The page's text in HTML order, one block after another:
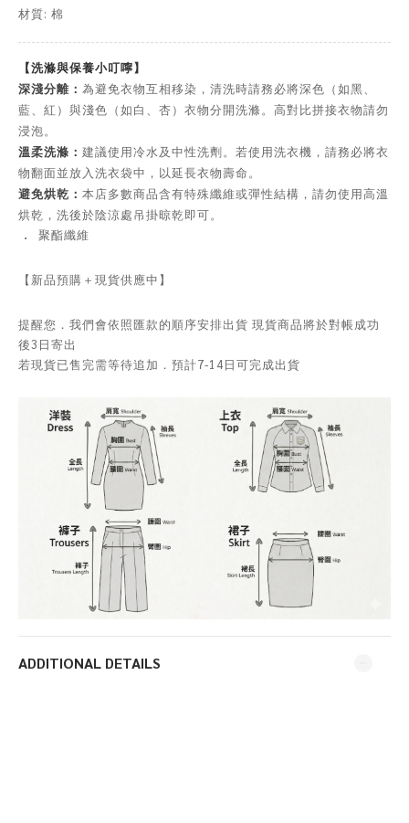
材質: 棉
【洗滌與保養小叮嚀】
深淺分離： 為避免衣物互相移染，清洗時請務必將深色（如黑、
藍、紅）與淺色（如白、杏）衣物分開洗滌。高對比拼接衣物請勿
浸泡。
溫柔洗滌： 建議使用冷水及中性洗劑。若使用洗衣機，請務必將衣
物翻面並放入洗衣袋中，以延長衣物壽命。
避免烘乾： 本店多數商品含有特殊纖維或彈性結構，請勿使用高溫
烘乾，洗後於陰涼處吊掛晾乾即可。
． 聚酯纖維
【新品預購＋現貨供應中】
提醒您．我們會依照匯款的順序安排出貨 現貨商品將於對帳成功
後3日寄出
若現貨已售完需等待追加．預計7-14日可完成出貨
ADDITIONAL DETAILS